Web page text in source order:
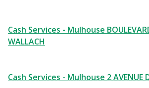
Cash Services - Mulhouse
WALLACH
Cash Services - Mulhouse 2 AVENUE